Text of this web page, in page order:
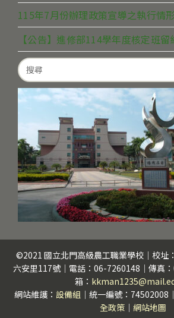
115年7月份辦理政策宣導之執行情
【公告】進修部114學年度核定班留
Search
for:
©2021 國立北門高級農工職業學校｜校址
六安里117號｜電話：06-7260148｜傳真
箱：
網站維護： 設備組 ｜統一編號：74502008｜
全政策 ｜ 網站地圖